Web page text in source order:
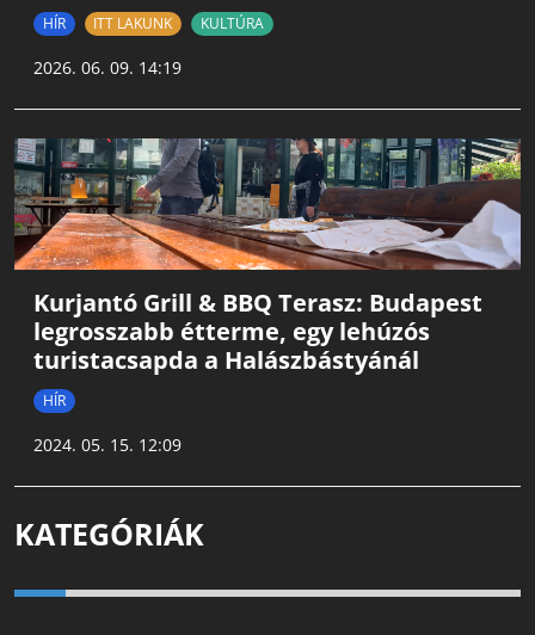
HÍR ITT LAKUNK KULTÚRA
2026. 06. 09. 14:19
Kurjantó Grill & BBQ Terasz: Budapest
legrosszabb étterme, egy lehúzós
turistacsapda a Halászbástyánál
HÍR
2024. 05. 15. 12:09
KATEGÓRIÁK